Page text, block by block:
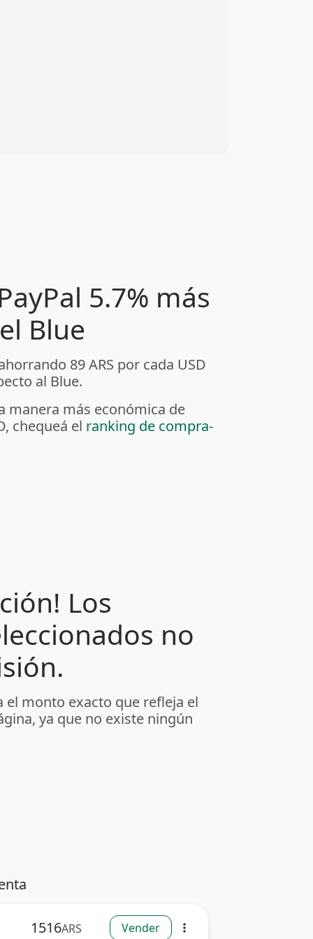
5.7% más
Blue
89 ARS por cada USD
al Blue.
manera más económica de
chequeá el ranking de compra-
Los
no
el monto exacto que refleja el
ya que no existe ningún
1516ARS Vender more_vert